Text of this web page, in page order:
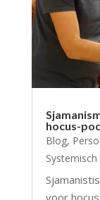
hocus-
Blog,